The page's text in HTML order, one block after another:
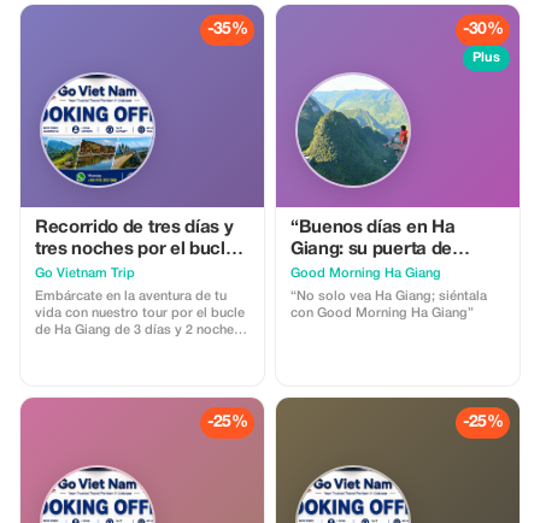
-35%
Recorrido de tres días y
tres noches por el bucle
de Ha Giang | Autobús
con cabina VIP e
itinerarios sencillos para
motociclistas
Go Vietnam Trip
Embárcate en la aventura de tu
vida con nuestro tour por el bucle
de Ha Giang de 3 días y 2 noches
buscan tanto comodidad como
experiencias auténticas, este viaje
de Vietnam.
-30%
Plus
“Buenos días en Ha
Giang: su puerta de
entrada a las joyas del
norte de Vietnam”
Good Morning Ha Giang
“No solo vea Ha Giang; siéntala
con Good Morning Ha Giang”
-25% -25%